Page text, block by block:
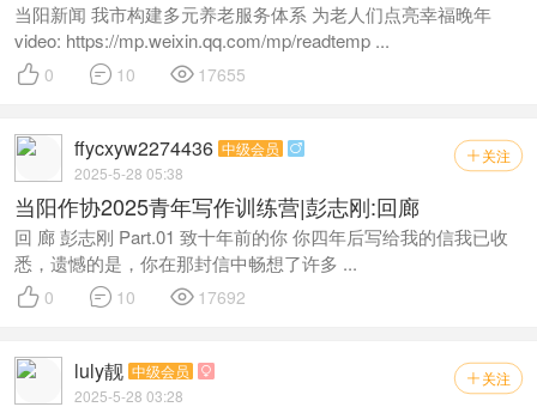
当阳新闻 我市构建多元养老服务体系 为老人们点亮幸福晚年
video: https://mp.weixin.qq.com/mp/readtemp ...
 0  10  17655
 关注
ffycxyw2274436 中级会员 
2025-5-28 05:38
当阳作协2025青年写作训练营|彭志刚:回廊
回 廊 彭志刚 Part.01 致十年前的你 你四年后写给我的信我已收
悉，遗憾的是，你在那封信中畅想了许多 ...
 0  10  17692
 关注
luly靓 中级会员 
2025-5-28 03:28